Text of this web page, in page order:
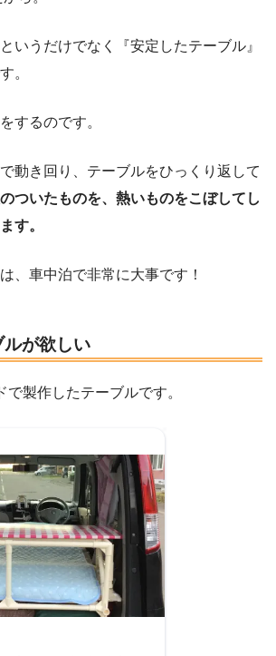
いうだけでなく『安定したテーブル』
。
するのです。
動き回り、テーブルをひっくり返して
ついたものを、熱いものをこぼしてし
す。
、車中泊で非常に大事です！
が欲しい
で製作したテーブルです。